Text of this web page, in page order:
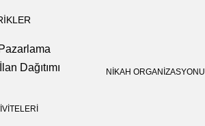
NIKAH ORGANIZASYONU